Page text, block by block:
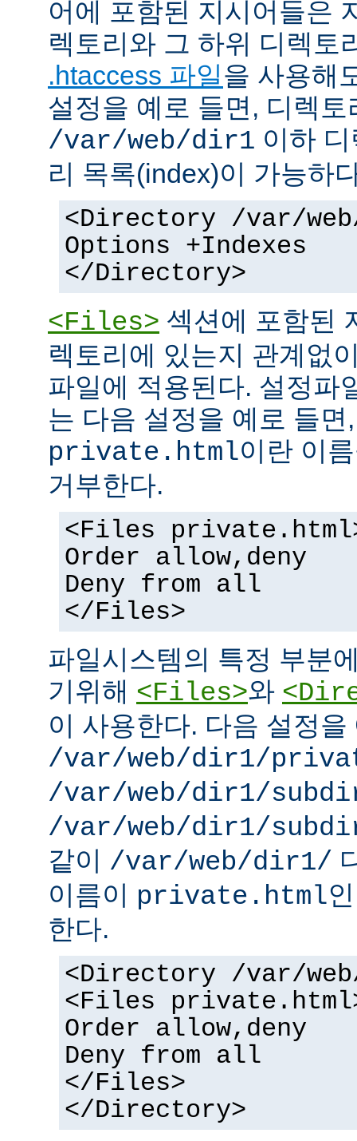
어에 포함된 지시어들은
렉토리와 그 하위 디렉토
.htaccess 파일을 사용해
설정을 예로 들면, 디렉
/var/web/dir1 이하
리 목록(index)이 가능하
<Directory /var/
Options +Indexes
</Directory>
<Files> 섹션에 포함된
렉토리에 있는지 관계없
파일에 적용된다. 설정파
는 다음 설정을 예로 들
private.html이란 이
거부한다.
<Files
Order allow,deny
Deny from all
</Files>
파일시스템의 특정 부분
기위해 <Files>와
이 사용한다. 다음 설정을
/var/web/dir1/
/var/web/dir1/
/var/web/dir1/
같이 /var/web/dir1/
이름이 private.html
한다.
<Directory /var/
<Files
Order allow,deny
Deny from all
</Files>
</Directory>